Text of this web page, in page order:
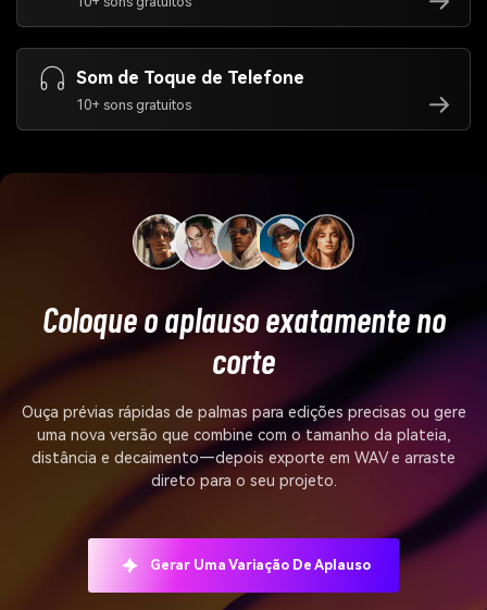
Som de Toque de Telefone
10+ sons gratuitos
Coloque o aplauso exatamente no
corte
Ouça prévias rápidas de palmas para edições precisas ou gere
uma nova versão que combine com o tamanho da plateia,
distância e decaimento—depois exporte em WAV e arraste
direto para o seu projeto.
Gerar Uma Variação De Aplauso